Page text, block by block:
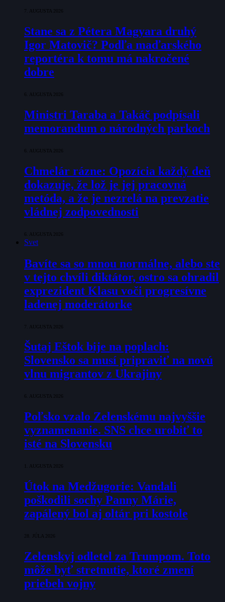
7. AUGUSTA 2026
Stane sa z Pétera Magyara druhý
Igor Matovič? Podľa maďarského
reportéra k tomu má nakročené
dobre
6. AUGUSTA 2026
Ministri Taraba a Takáč podpísali
memorandum o národných parkoch
6. AUGUSTA 2026
Chmelár rázne: Opozícia každý deň
dokazuje, že lož je jej pracovná
metóda, a že je nezrelá na prevzatie
vládnej zodpovednosti
6. AUGUSTA 2026
Svet
Bavíte sa so mnou normálne, alebo ste
v tejto chvíli diktátor, ostro sa ohradil
exprezident Klasu voči progresívne
ladenej moderátorke
7. AUGUSTA 2026
Šutaj Eštok bije na poplach:
Slovensko sa musí pripraviť na novú
vlnu migrantov z Ukrajiny
6. AUGUSTA 2026
Poľsko vzalo Zelenskému najvyššie
vyznamenanie. SNS chce urobiť to
isté na Slovensku
1. AUGUSTA 2026
Útok na Medžugorie: Vandali
poškodili sochy Panny Márie,
zapálený bol aj oltár pri kostole
28. JÚLA 2026
Zelenskyj odletel za Trumpom. Toto
môže byť stretnutie, ktoré zmení
priebeh vojny